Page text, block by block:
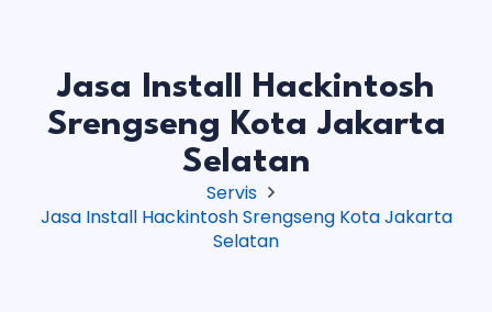
Jasa Install Hackintosh
Srengseng Kota Jakarta
Selatan
Servis
Jasa Install Hackintosh Srengseng Kota Jakarta
Selatan